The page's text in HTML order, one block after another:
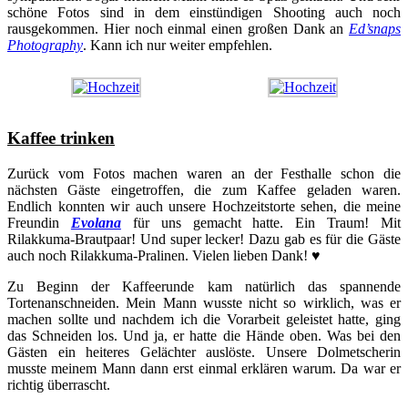
schöne Fotos sind in dem einstündigen Shooting auch noch
rausgekommen. Hier noch einmal einen großen Dank an Ed’snaps
Photography. Kann ich nur weiter empfehlen.
Kaffee trinken
Zurück vom Fotos machen waren an der Festhalle schon die
nächsten Gäste eingetroffen, die zum Kaffee geladen waren.
Endlich konnten wir auch unsere Hochzeitstorte sehen, die meine
Freundin Evolanafür uns gemacht hatte. Ein Traum! Mit
Rilakkuma-Brautpaar! Und super lecker! Dazu gab es für die Gäste
auch noch Rilakkuma-Pralinen. Vielen lieben Dank! ♥
Zu Beginn der Kaffeerunde kam natürlich das spannende
Tortenanschneiden. Mein Mann wusste nicht so wirklich, was er
machen sollte und nachdem ich die Vorarbeit geleistet hatte, ging
das Schneiden los. Und ja, er hatte die Hände oben. Was bei den
Gästen ein heiteres Gelächter auslöste. Unsere Dolmetscherin
musste meinem Mann dann erst einmal erklären warum. Da war er
richtig überrascht.